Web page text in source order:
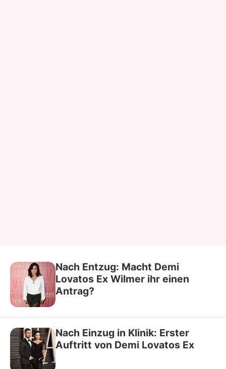
Nach Entzug: Macht Demi
Lovatos Ex Wilmer ihr einen
Antrag?
Nach Einzug in Klinik: Erster
Auftritt von Demi Lovatos Ex